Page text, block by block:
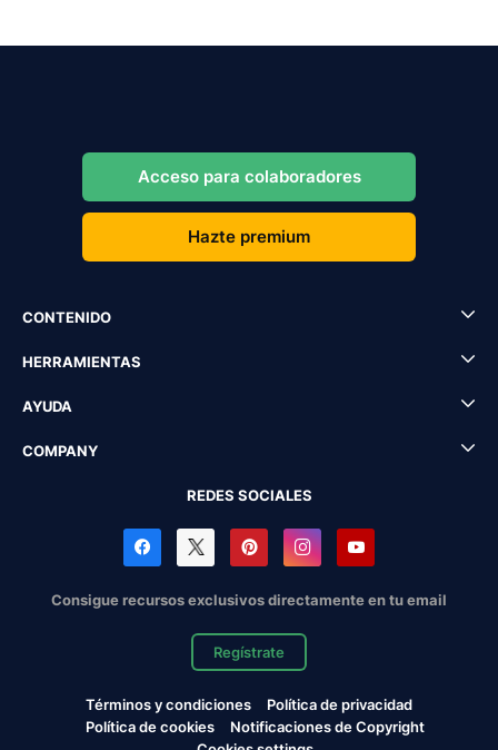
Acceso para colaboradores
Hazte premium
CONTENIDO
HERRAMIENTAS
AYUDA
COMPANY
REDES SOCIALES
Consigue recursos exclusivos directamente en tu email
Regístrate
Términos y condiciones
Política de privacidad
Política de cookies
Notificaciones de Copyright